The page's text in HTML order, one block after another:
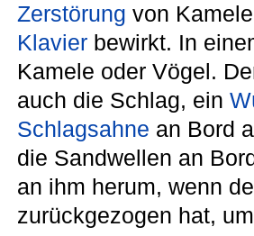
Zerstörung von
Klavier bewirkt. In
Kamele oder Vögel.
auch die Schlag, ein
Schlagsahne an Bord
die Sandwellen an
an ihm herum, wenn
zurückgezogen hat,